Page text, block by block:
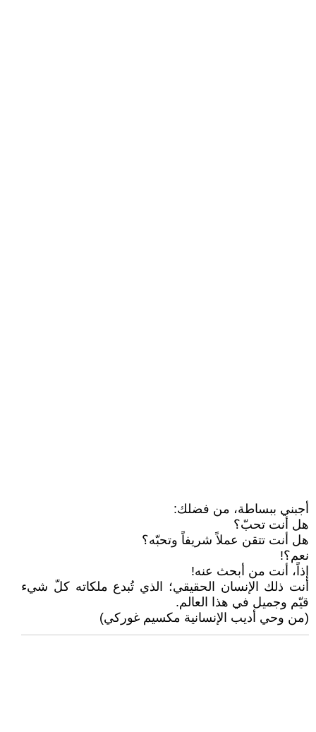
أجبني ببساطة، من فضلك:
هل أنت تحبّ؟
هل أنت تتقن عملاً شريفاً وتحبّه؟
نعم؟!
إذاً، أنت من أبحث عنه!
أنت ذلك الإنسان الحقيقي؛ الذي تُبدع ملكاته كلّ شيء
قيّم وجميل في هذا العالم.
(من وحي أديب الإنسانية مكسيم غوركي)